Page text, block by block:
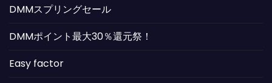
DMMスプリングセール
DMMポイント最大30％還元祭！
Easy factor